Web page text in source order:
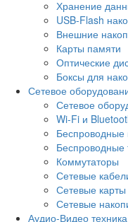
Хранение
USB-Flash
Внешние
Карты памяти
Оптические
Боксы для
Сетевое
Сетевое
Wi-Fi и
Беспроводные
Беспроводные
Коммутаторы
Сетевые
Сетевые карты
Сетевые
Аудио-Видео техника